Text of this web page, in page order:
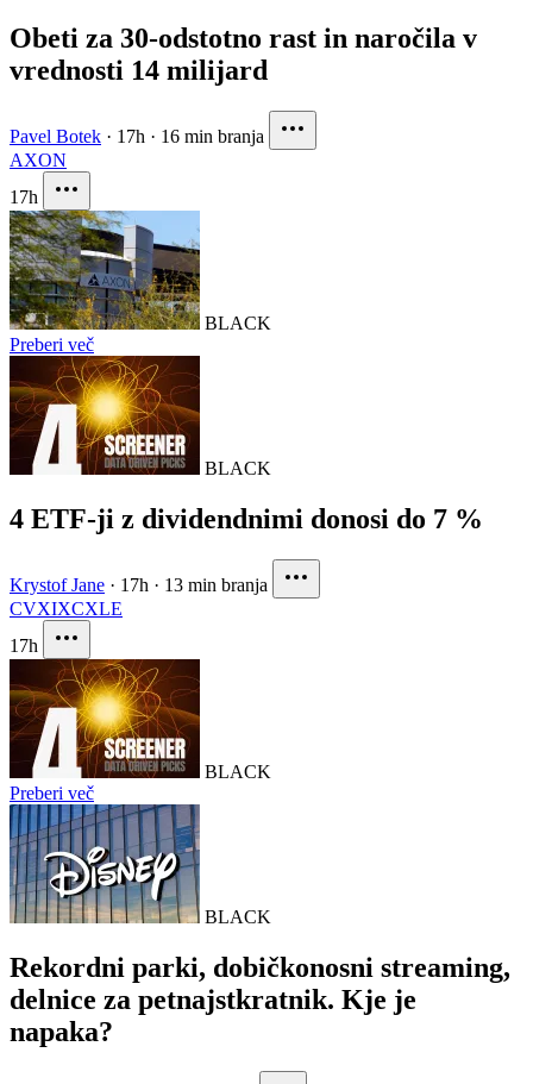
Obeti za 30-odstotno rast in naročila v
vrednosti 14 milijard
Pavel Botek · 17h · 16 min branja
AXON
17h
BLACK
Preberi več
BLACK
4 ETF-ji z dividendnimi donosi do 7 %
Krystof Jane · 17h · 13 min branja
CVXIXCXLE
17h
BLACK
Preberi več
BLACK
Rekordni parki, dobičkonosni streaming,
delnice za petnajstkratnik. Kje je
napaka?